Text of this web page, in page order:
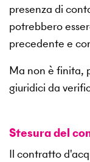
presenza di
potrebbero
precedente e
Ma non è finita,
giuridici da
Stesura del
Il contratto